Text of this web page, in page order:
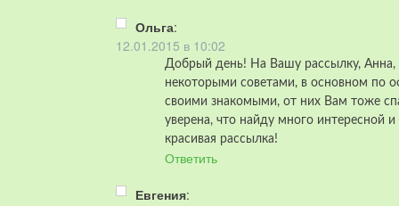
Ольга:
12.01.2015 в 10:02
Добрый день! На Вашу рассылку, Анна,
некоторыми советами, в основном по
своими знакомыми, от них Вам тоже
уверена, что найду много интересной
красивая рассылка!
Ответить
Евгения: